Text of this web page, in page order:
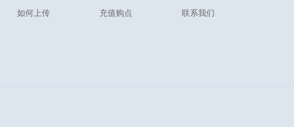
如何上传 充值购点 联系我们